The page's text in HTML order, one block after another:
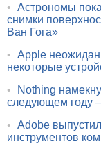
• Астрономы
снимки
Ван Гога»
• Apple
некоторые
•
Nothing
следующем году
• Adobe
инструментов